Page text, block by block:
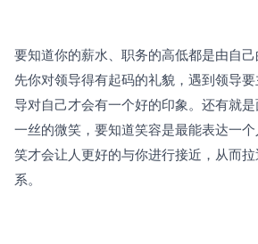
要知道你的薪水、职务的高低都是由自
先你对领导得有起码的礼貌，遇到领导
导对自己才会有一个好的印象。还有就
一丝的微笑，要知道笑容是最能表达一
笑才会让人更好的与你进行接近，从而
系。